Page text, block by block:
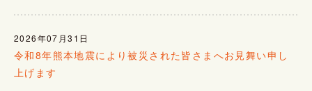
2026年07月31日
令和8年熊本地震により被災された皆さまへお見舞い申し
上げます